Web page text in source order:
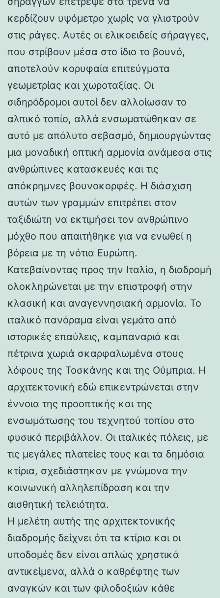
κερδίζουν υψόμετρο χωρίς να γλιστρούν
στις ράγες. Αυτές οι ελικοειδείς σήραγγες,
που στρίβουν μέσα στο ίδιο το βουνό,
αποτελούν κορυφαία επιτεύγματα
γεωμετρίας και χωροταξίας. Οι
σιδηρόδρομοι αυτοί δεν αλλοίωσαν το
αλπικό τοπίο, αλλά ενσωματώθηκαν σε
αυτό με απόλυτο σεβασμό, δημιουργώντας
μια μοναδική οπτική αρμονία ανάμεσα στις
ανθρώπινες κατασκευές και τις
απόκρημνες βουνοκορφές. Η διάσχιση
αυτών των γραμμών επιτρέπει στον
ταξιδιώτη να εκτιμήσει τον ανθρώπινο
μόχθο που απαιτήθηκε για να ενωθεί η
βόρεια με τη νότια Ευρώπη.
Κατεβαίνοντας προς την Ιταλία, η διαδρομή
ολοκληρώνεται με την επιστροφή στην
κλασική και αναγεννησιακή αρμονία. Το
ιταλικό πανόραμα είναι γεμάτο από
ιστορικές επαύλεις, καμπαναριά και
πέτρινα χωριά σκαρφαλωμένα στους
λόφους της Τοσκάνης και της Ούμπρια. Η
αρχιτεκτονική εδώ επικεντρώνεται στην
έννοια της προοπτικής και της
ενσωμάτωσης του τεχνητού τοπίου στο
φυσικό περιβάλλον. Οι ιταλικές πόλεις, με
τις μεγάλες πλατείες τους και τα δημόσια
κτίρια, σχεδιάστηκαν με γνώμονα την
κοινωνική αλληλεπίδραση και την
αισθητική τελειότητα.
Η μελέτη αυτής της αρχιτεκτονικής
διαδρομής δείχνει ότι τα κτίρια και οι
υποδομές δεν είναι απλώς χρηστικά
αντικείμενα, αλλά ο καθρέφτης των
αναγκών και των φιλοδοξιών κάθε